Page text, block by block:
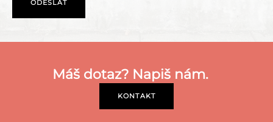
Máš dotaz? Napiš nám.
KONTAKT